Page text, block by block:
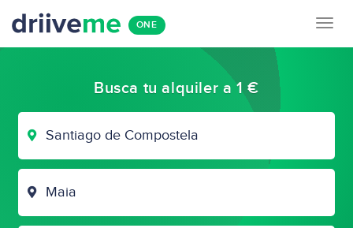
ONE
Busca tu alquiler a 1 €
DE